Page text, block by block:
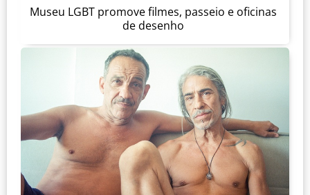
Museu LGBT promove filmes, passeio e oficinas
de desenho